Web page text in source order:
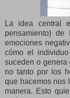
La idea central
pensamiento)
emociones
cómo el
suceden o genera
no tanto por los
que hacemos nos
manera. Esto